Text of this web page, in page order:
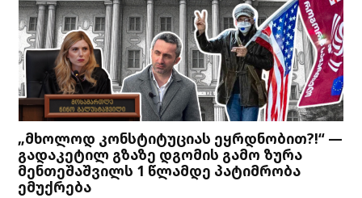
„მხოლოდ კონსტიტუციას ეყრდნობით?!“ —
გადაკეტილ გზაზე დგომის გამო ზურა
მენთეშაშვილს 1 წლამდე პატიმრობა
ემუქრება